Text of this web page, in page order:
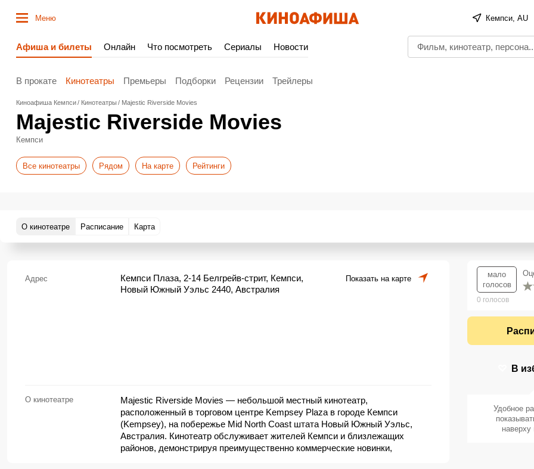
Меню Кемпси, AU
Афиша и билеты Онлайн Что посмотреть Сериалы Новости
В прокате Кинотеатры Премьеры Подборки Рецензии Трейлеры
Киноафиша Кемпси Кинотеатры Majestic Riverside Movies
Majestic Riverside Movies
Кемпси
Все кинотеатры Рядом На карте Рейтинги
О кинотеатре Расписание Карта
Адрес
Кемпси Плаза, 2-14 Белгрейв-стрит, Кемпси,
Новый Южный Уэльс 2440, Австралия
Показать на карте
О кинотеатре
Majestic Riverside Movies — небольшой местный кинотеатр,
расположенный в торговом центре Kempsey Plaza в городе Кемпси
(Kempsey), на побережье Mid North Coast штата Новый Южный Уэльс,
Австралия. Кинотеатр обслуживает жителей Кемпси и близлежащих
районов, демонстрируя преимущественно коммерческие новинки,
мало
голосов
0 голосов
В
Удобное
наверху